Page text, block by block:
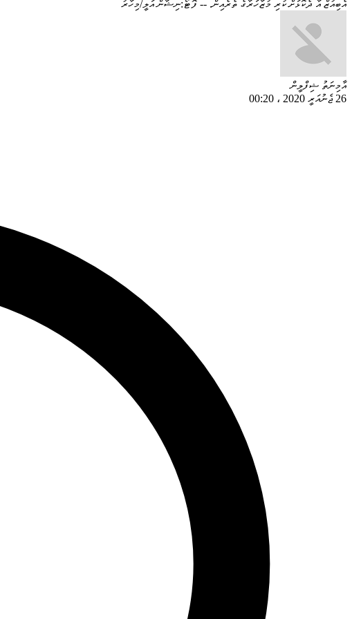
އެބިއުޒް އާ ދެކޮޅަށް ކުރި މުޒާހަރާގެ ތެރެއިން. -- ފޮޓޯ:ނިޝާން އަލީ/މިހާރު
އާމިނަތު ޝިފްލީން
26 ޖެނުއަރީ 2020
، 00:20